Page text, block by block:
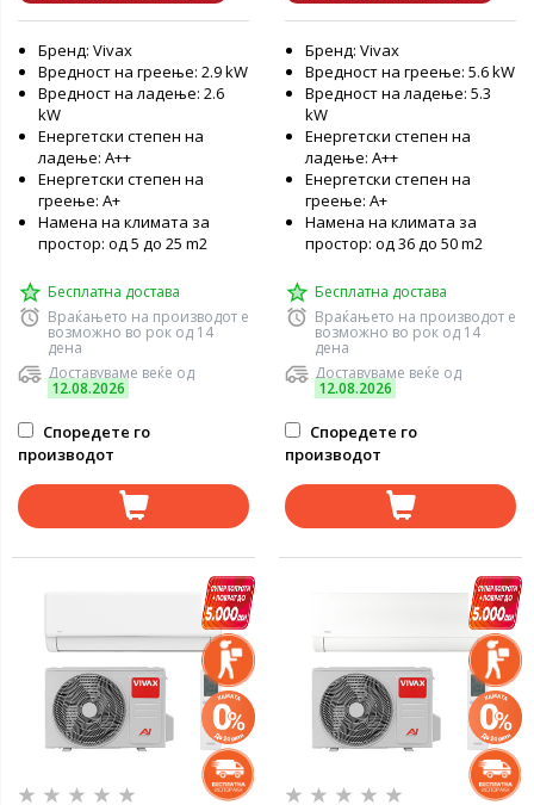
Бренд: Vivax
Вредност на греење: 2.9 kW
Вредност на ладење: 2.6
kW
Енергетски степен на
ладење: А++
Енергетски степен на
греење: А+
Намена на климата за
простор: од 5 до 25 m2
Бесплатна достава
Враќањето на производот е
возможно во рок од 14
дена
Доставуваме веќе од
12.08.2026
Споредете го
производот
Бренд: Vivax
Вредност на греење: 5.6 kW
Вредност на ладење: 5.3
kW
Енергетски степен на
ладење: А++
Енергетски степен на
греење: А+
Намена на климата за
простор: од 36 до 50 m2
Бесплатна достава
Враќањето на производот е
возможно во рок од 14
дена
Доставуваме веќе од
12.08.2026
Споредете го
производот